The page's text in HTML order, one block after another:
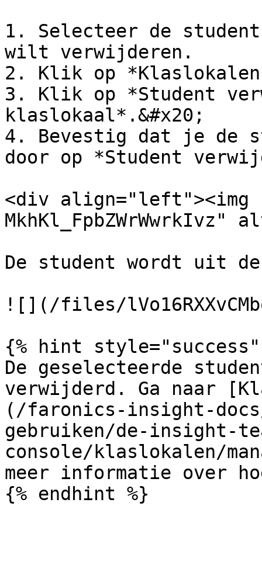
1. Selecteer de
wilt verwijderen.
2. Klik op
3. Klik op *Student
klaslokaal*.&#x20;
4. Bevestig dat je de
door op *Student
<div
MkhKl_FpbZWrWwrkIvz"
De student wordt uit
![](/files/
{% hint style="success"
De geselecteerde
verwijderd. Ga naar
(/faronics-insight-
gebruiken/de-insight-
console/klaslokalen/
meer informatie over